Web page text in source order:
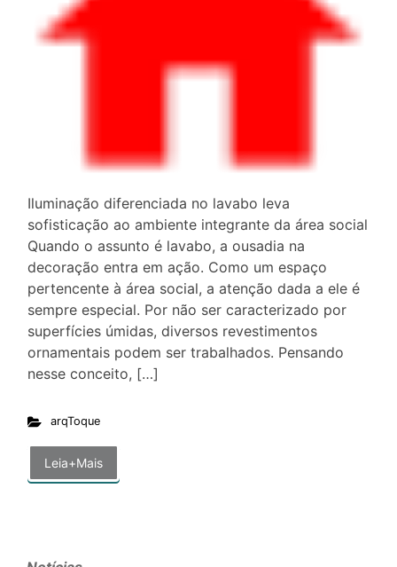
Iluminação diferenciada no lavabo leva
sofisticação ao ambiente integrante da área social
Quando o assunto é lavabo, a ousadia na
decoração entra em ação. Como um espaço
pertencente à área social, a atenção dada a ele é
sempre especial. Por não ser caracterizado por
superfícies úmidas, diversos revestimentos
ornamentais podem ser trabalhados. Pensando
nesse conceito, […]
arqToque
Leia+Mais